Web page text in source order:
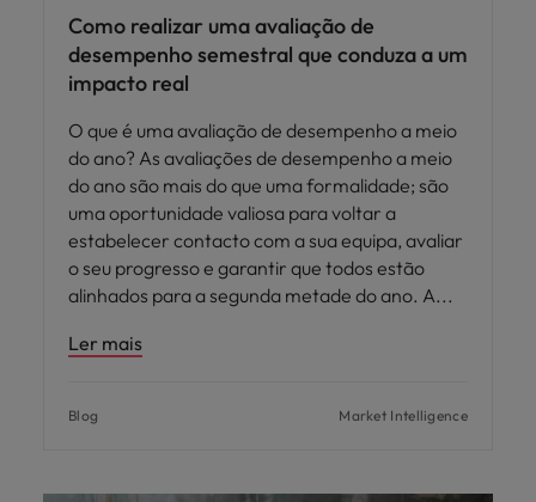
Como realizar uma avaliação de
desempenho semestral que conduza a um
impacto real
O que é uma avaliação de desempenho a meio
do ano? As avaliações de desempenho a meio
do ano são mais do que uma formalidade; são
uma oportunidade valiosa para voltar a
estabelecer contacto com a sua equipa, avaliar
o seu progresso e garantir que todos estão
alinhados para a segunda metade do ano. A
Ler mais
Blog Market Intelligence